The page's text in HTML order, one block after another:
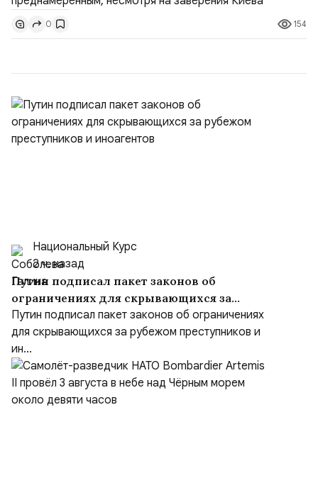
конференции в Тегеране 3 августа.Иранская сторона
ожидает от Украины практических шагов, которые
подтвер...
0 154
Национальный Курс
2 ч. назад
Путин подписал пакет законов об
ограничениях для скрывающихся за
рубежом преступников и иноагентов
Путин подписал пакет законов об ограничениях
для скрывающихся за рубежом преступников и
ин...